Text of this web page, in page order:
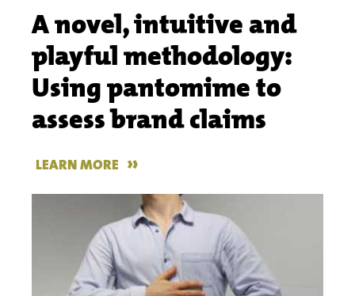
A novel, intuitive and
playful methodology:
Using pantomime to
assess brand claims
LEARN MORE »